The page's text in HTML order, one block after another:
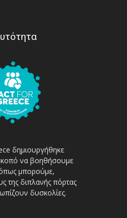
δημιουργήθηκε
να βοηθήσουμε
μπορούμε,
της διπλανής πόρτας
δυσκολίες.